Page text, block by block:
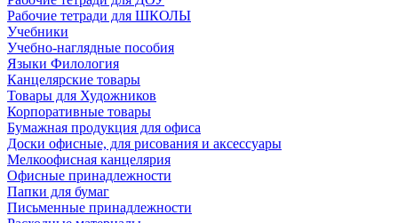
Рабочие тетради для ШКОЛЫ
Учебники
Учебно-наглядные пособия
Языки Филология
Канцелярские товары
Товары для Художников
Корпоративные товары
Бумажная продукция для офиса
Доски офисные, для рисования и аксессуары
Мелкоофисная канцелярия
Офисные принадлежности
Папки для бумаг
Письменные принадлежности